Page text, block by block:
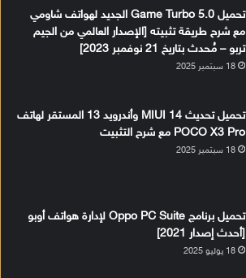
تحميل Game Turbo 5.0 الجديد لهواتف شاومي
مع شرح طريقة تثبيته [الإصدار العالمي من الجيم
تربو – مُحدث بتاريخ 21 نوفمبر 2023]
18 سبتمبر 2025
تحميل تحديث MIUI 14 وأندرويد 13 المستقر لهاتف
POCO X3 Pro مع شرح التثبيت
18 سبتمبر 2025
تحميل برنامج Oppo PC Suite لإدارة هواتف أوبو
[أحدث إصدار 2021]
18 يوليو 2025